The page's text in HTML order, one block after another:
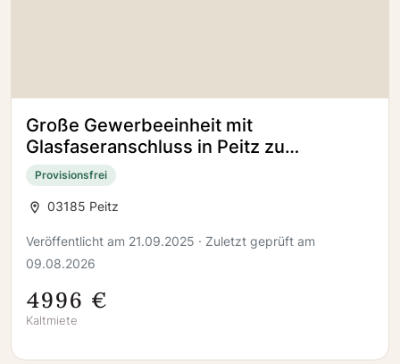
Große Gewerbeeinheit mit
Glasfaseranschluss in Peitz zu
vermieten!
Provisionsfrei
03185 Peitz
Veröffentlicht am 21.09.2025 · Zuletzt geprüft am
09.08.2026
4996 €
Kaltmiete